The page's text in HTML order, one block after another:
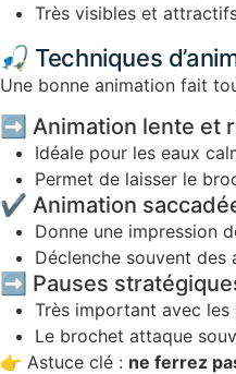
Très visibles et
🎣 Techniques
Une bonne animation fait
➡️​ Animation lente et
Idéale pour les eaux
Permet de laisser le
✔️ Animation
Donne une impression
Déclenche souvent des
➡️​ Pauses
Très important avec les
Le brochet attaque
👉 Astuce clé : ne ferrez